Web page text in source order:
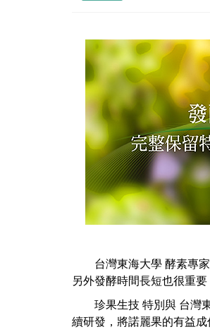
台灣東海大學 酵素專家
另外發酵時間長短也很重
珍果生技 特別與 台灣
續研發，將諾麗果的有益成